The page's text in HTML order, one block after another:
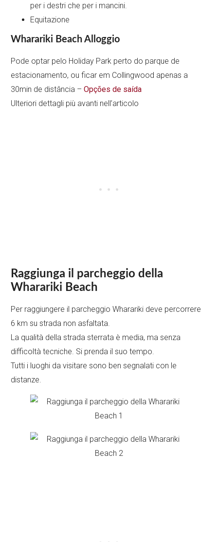
per i destri che per i mancini.
Equitazione
Wharariki Beach Alloggio
Pode optar pelo Holiday Park perto do parque de
estacionamento, ou ficar em Collingwood apenas a
30min de distância –Opções de saída
Ulteriori dettagli più avanti nell’articolo
Raggiunga il parcheggio della
Wharariki Beach
Per raggiungere il parcheggio Wharariki deve percorrere
6 km su strada non asfaltata.
La qualità della strada sterrata è media, ma senza
difficoltà tecniche. Si prenda il suo tempo.
Tutti i luoghi da visitare sono ben segnalati con le
distanze.